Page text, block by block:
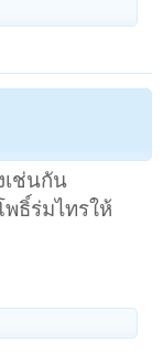
เช่นกัน
ธิ์ร่มไทรให้